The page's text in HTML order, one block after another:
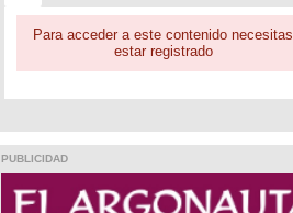
Para acceder a este contenido necesitas
estar registrado
PUBLICIDAD